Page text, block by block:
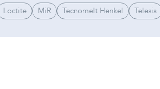
Loctite MiR Tecnomelt Henkel Telesis